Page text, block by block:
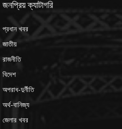
জনপ্রিয় ক্যাটাগরি
প্রধান খবর
জাতীয়
রাজনীতি
বিদেশ
অপরাধ-দুর্নীতি
অর্থ-বানিজ্য
জেলার খবর